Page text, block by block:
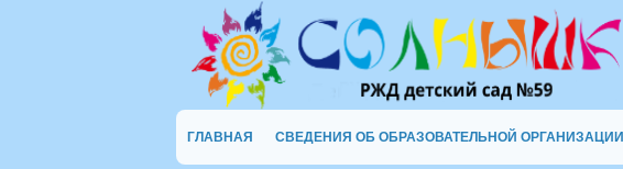
ГЛАВНАЯ СВЕДЕНИЯ ОБ ОБРАЗОВАТЕЛЬНОЙ ОРГАНИЗАЦИИ